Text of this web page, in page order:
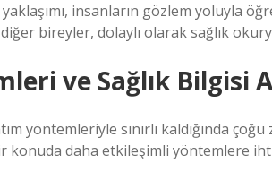
insanların gözlem yoluyla
bireyler, dolaylı olarak sağlık
ve Sağlık Bilgisi
yöntemleriyle sınırlı kaldığında
daha etkileşimli yöntemlere